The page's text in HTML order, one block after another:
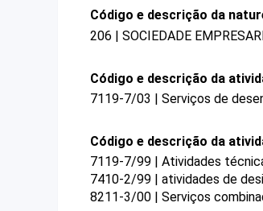
Código e descrição da
206 | SOCIEDADE
Código e descrição da
7119-7/03 | Serviços de
Código e descrição da
7119-7/99 | Atividades
7410-2/99 | atividades de
8211-3/00 | Serviços